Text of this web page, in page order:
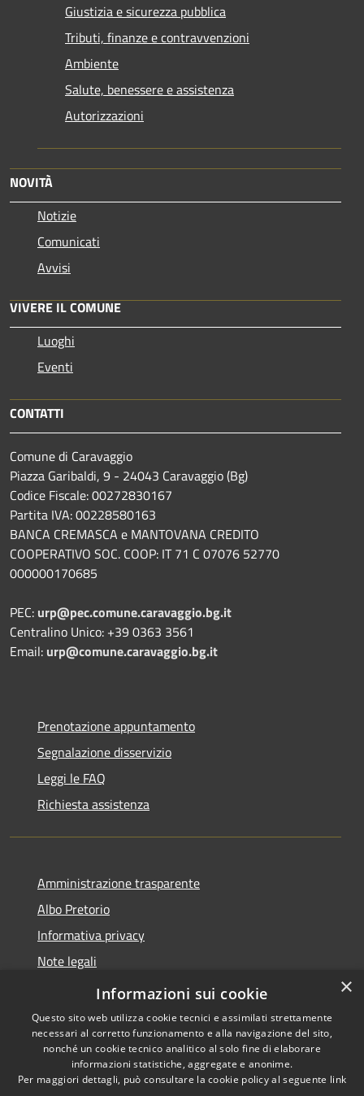
Giustizia e sicurezza pubblica
Tributi, finanze e contravvenzioni
Ambiente
Salute, benessere e assistenza
Autorizzazioni
NOVITÀ
Notizie
Comunicati
Avvisi
VIVERE IL COMUNE
Luoghi
Eventi
CONTATTI
Comune di Caravaggio
Piazza Garibaldi, 9 - 24043 Caravaggio (Bg)
Codice Fiscale: 00272830167
Partita IVA: 00228580163
BANCA CREMASCA e MANTOVANA CREDITO
COOPERATIVO SOC. COOP: IT 71 C 07076 52770
000000170685
PEC: urp@pec.comune.caravaggio.bg.it
Centralino Unico: +39 0363 3561
Email: urp@comune.caravaggio.bg.it
Prenotazione appuntamento
Segnalazione disservizio
Leggi le FAQ
Richiesta assistenza
Amministrazione trasparente
Albo Pretorio
Informativa privacy
Note legali
Dichiarazione di accessibilità
Accessibilità
Copyright © 2026 • Comune di
Caravaggio • Powered by
×
Informazioni sui cookie
Questo sito web utilizza cookie tecnici e assimilati strettamente
necessari al corretto funzionamento e alla navigazione del sito,
nonché un cookie tecnico analitico al solo fine di elaborare
informazioni statistiche, aggregate e anonime.
Per maggiori dettagli, può consultare la cookie policy al seguente link